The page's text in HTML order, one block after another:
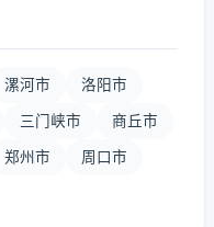
漯河市 洛阳市
三门峡市 商丘市
郑州市 周口市